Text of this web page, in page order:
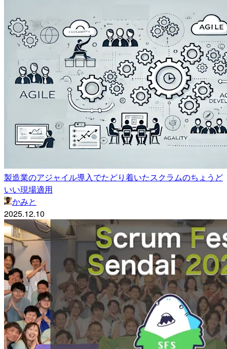
製造業のアジャイル導入でたどり着いたスクラムのちょうど
いい現場適用
かみと
2025.12.10